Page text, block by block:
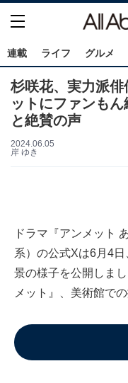
連載 ライフ グルメ
杉咲花、実力派俳
ットにファンもん
と絶賛の声
2024.06.05
岸 ゆき
ドラマ『アンメット
系）の公式Xは6月4
景の様子を公開しま
メット』、美術館で